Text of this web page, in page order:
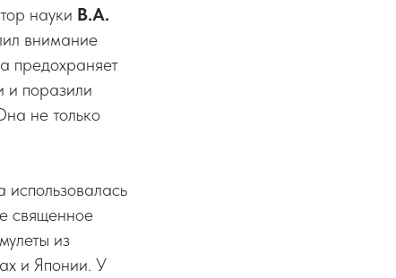
науки В.А.
внимание
предохраняет
и поразили
не только
использовалась
священное
из
и Японии. У